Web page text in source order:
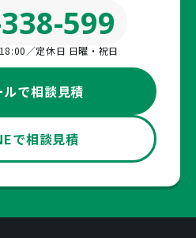
599
／定休日 日曜・祝日
ルで相談見積
で相談見積